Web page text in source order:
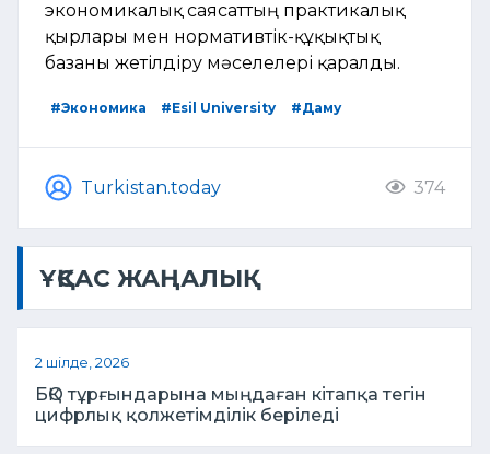
экономикалық саясаттың практикалық
қырлары мен нормативтік-құқықтық
базаны жетілдіру мәселелері қаралды.
#Экономика #Esil University #Даму
Turkistan.today 374
ҰҚСАС ЖАҢАЛЫҚ
2 шілде, 2026
БҚО тұрғындарына мыңдаған кітапқа тегін
цифрлық қолжетімділік беріледі